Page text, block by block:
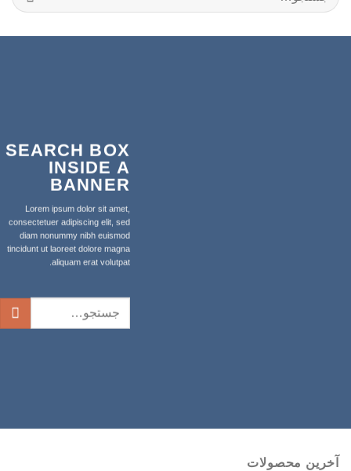
برای:
SEARCH BOX
INSIDE A
BANNER
Lorem ipsum dolor sit amet,
consectetuer adipiscing elit, sed
diam nonummy nibh euismod
tincidunt ut laoreet dolore magna
aliquam erat volutpat.
آخرین محصولات